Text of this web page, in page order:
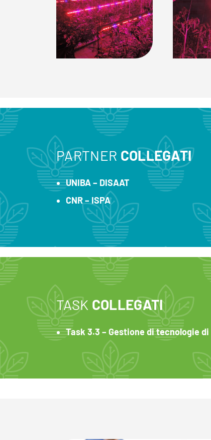
PARTNER COLLEGATI
UNIBA – DISAAT
CNR – ISPA
TASK COLLEGATI
Task 3.3 – Gestione di tecnologie